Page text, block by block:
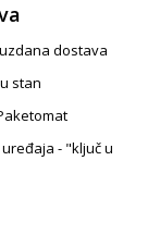
dostava
stan
- "ključ u